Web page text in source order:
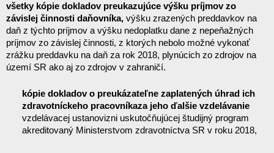
všetky kópie dokladov preukazujúce výšku príjmov zo
závislej činnosti daňovníka, výšku zrazených preddavkov na
daň z týchto príjmov a výšku nedoplatku dane z nepeňažných
príjmov zo závislej činnosti, z ktorých nebolo možné vykonať
zrážku preddavku na daň za rok 2018, plynúcich zo zdrojov na
území SR ako aj zo zdrojov v zahraničí.
kópie dokladov o preukázateľne zaplatených úhrad ich
zdravotníckeho pracovníka
za jeho ďalšie vzdelávanie
vzdelávacej ustanovizni uskutočňujúcej študijný program
akreditovaný Ministerstvom zdravotníctva SR v roku 2018,